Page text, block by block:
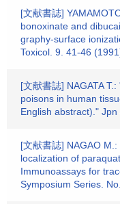
[文献書誌]
bonoxinate and
graphy-surface
Toxicol. 9. 41-46
[文献書誌] NAGATA
poisons in human
English abstract)." Jpn
[文献書誌] NAGAO
localization of
Immunoassays for
Symposium Series.